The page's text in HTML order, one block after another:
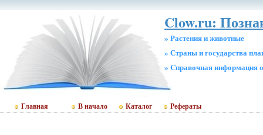
Clow.ru:
» Растения и животные
» Страны и государства
» Cправочная информация
Главная В начало Каталог Рефераты